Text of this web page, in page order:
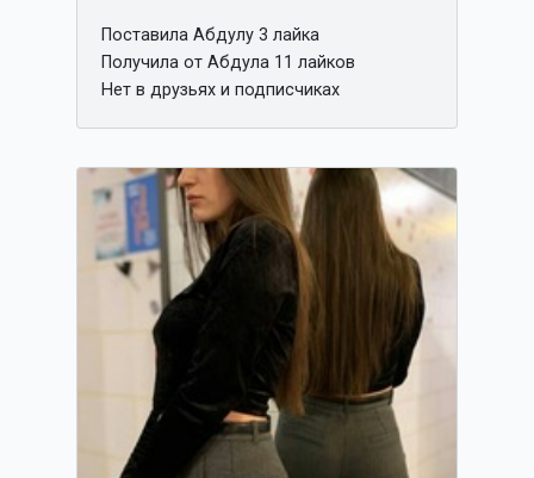
Поставила Абдулу 3 лайка
Получила от Абдула 11 лайков
Нет в друзьях и подписчиках